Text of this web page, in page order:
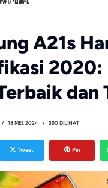
A21s
2020:
dan
18 MEI, 2024 390 DILIHAT
Tweet Pin